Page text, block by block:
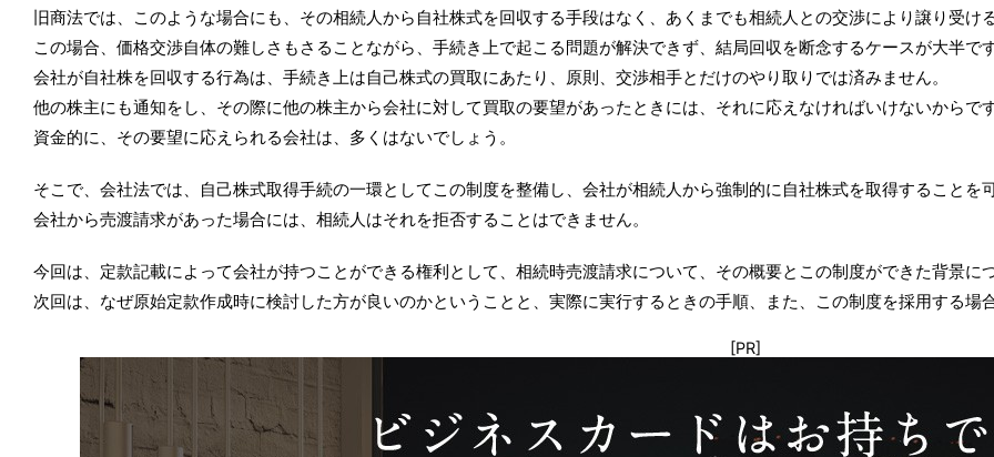
旧商法では、このような場合にも、その相続人から自社株式を回収する手段はなく、あくまでも相続人との交渉により譲り受け
この場合、価格交渉自体の難しさもさることながら、手続き上で起こる問題が解決できず、結局回収を断念するケースが大半です
会社が自社株を回収する行為は、手続き上は自己株式の買取にあたり、原則、交渉相手とだけのやり取りでは済みません。
他の株主にも通知をし、その際に他の株主から会社に対して買取の要望があったときには、それに応えなければいけないからです
資金的に、その要望に応えられる会社は、多くはないでしょう。
そこで、会社法では、自己株式取得手続の一環としてこの制度を整備し、会社が相続人から強制的に自社株式を取得することを
会社から売渡請求があった場合には、相続人はそれを拒否することはできません。
今回は、定款記載によって会社が持つことができる権利として、相続時売渡請求について、その概要とこの制度ができた背景に
次回は、なぜ原始定款作成時に検討した方が良いのかということと、実際に実行するときの手順、また、この制度を採用する場
[PR]